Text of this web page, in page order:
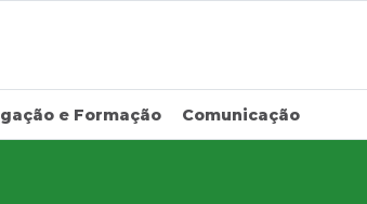
e Formação Comunicação